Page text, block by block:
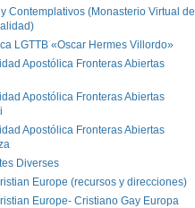
Contemplativos (Monasterio Virtual de
LGTTB «Oscar Hermes Villordo»
Apostólica Fronteras Abiertas
Apostólica Fronteras Abiertas
Apostólica Fronteras Abiertas
Diverses
Europe (recursos y direcciones)
Europe- Cristiano Gay Europa